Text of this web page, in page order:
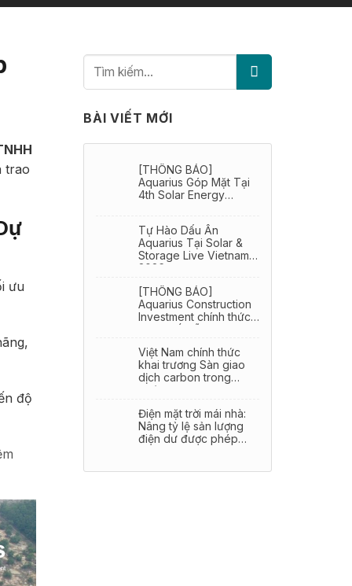
trao
ưu
độ
BÀI VIẾT MỚI
[THÔNG BÁO]
Aquarius Góp Mặt Tại
4th Solar Energy
Tự Hào Dấu Ấn
Aquarius Tại Solar &
Storage Live Vietnam
2026
[THÔNG BÁO]
Aquarius Construction
Investment chính thức
công bố diễn giả tại
Vietnam 2026
Việt Nam chính thức
khai trương Sàn giao
dịch carbon trong
nước
Điện mặt trời mái nhà:
Nâng tỷ lệ sản lượng
điện dư được phép